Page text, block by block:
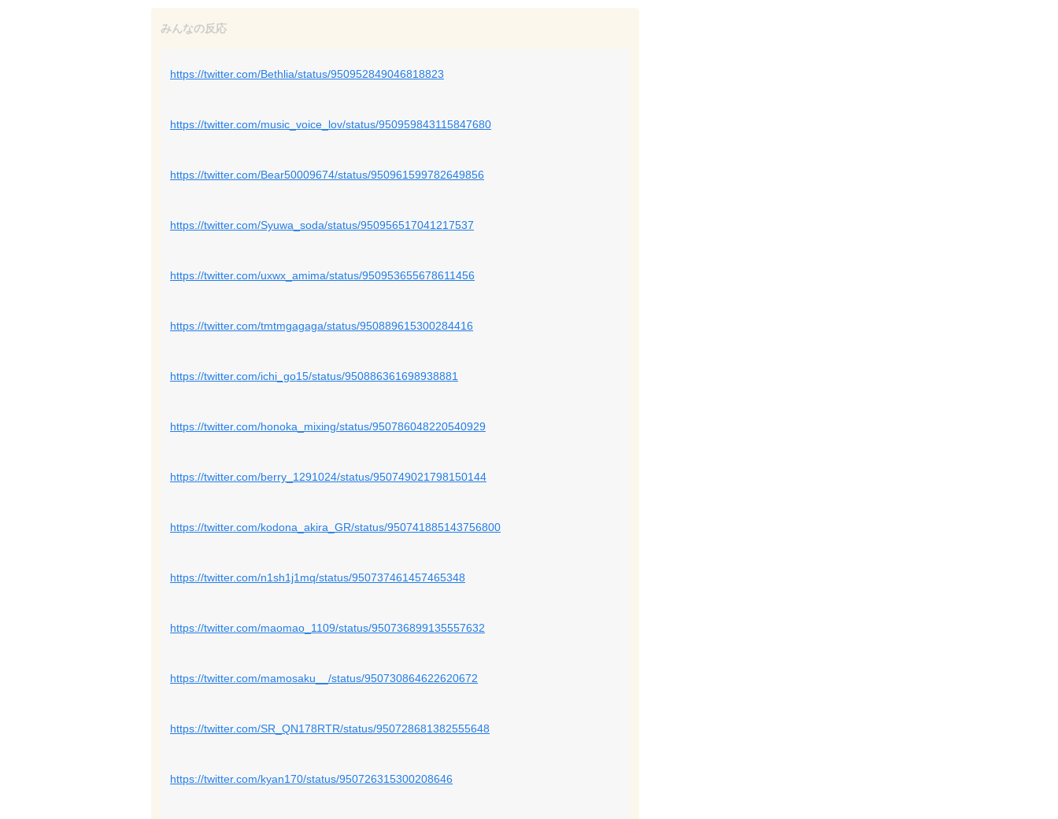
https://twitter.com/Bethlia/status/950952849046818823
https://twitter.com/music_voice_lov/status/950959843115847680
https://twitter.com/Bear50009674/status/950961599782649856
https://twitter.com/Syuwa_soda/status/950956517041217537
https://twitter.com/uxwx_amima/status/950953655678611456
https://twitter.com/tmtmgagaga/status/950889615300284416
https://twitter.com/ichi_go15/status/950886361698938881
https://twitter.com/honoka_mixing/status/950786048220540929
https://twitter.com/berry_1291024/status/950749021798150144
https://twitter.com/kodona_akira_GR/status/950741885143756800
https://twitter.com/n1sh1j1mq/status/950737461457465348
https://twitter.com/maomao_1109/status/950736899135557632
https://twitter.com/mamosaku__/status/950730864622620672
https://twitter.com/SR_QN178RTR/status/950728681382555648
https://twitter.com/kyan170/status/950726315300208646